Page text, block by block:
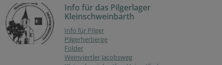
Info für das Pilgerlager
Kleinschweinbarth
Info für Pilger
Pilgerherberge
Folder
Weinviertler Jacobsweg